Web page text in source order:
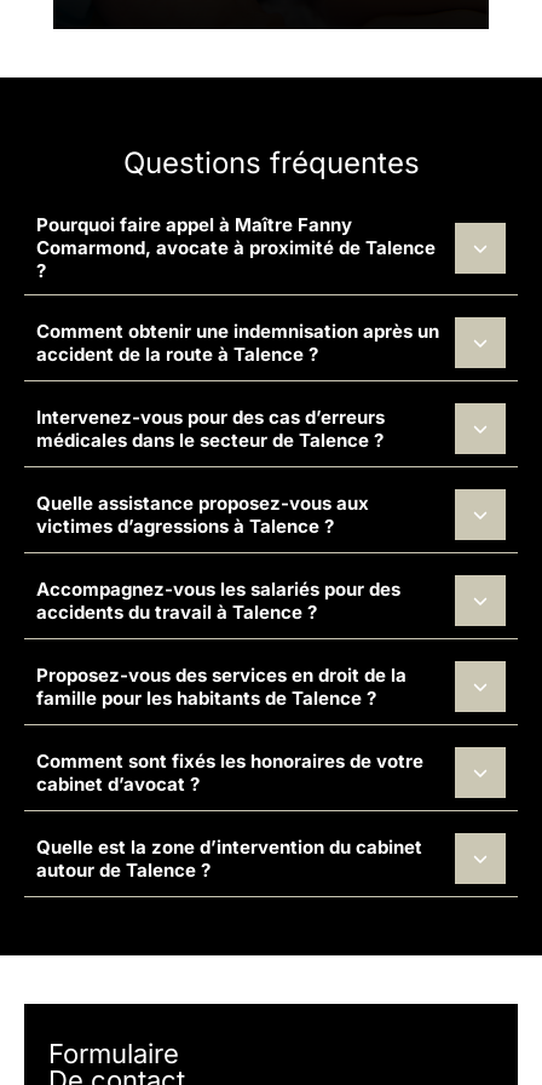
Questions fréquentes
Pourquoi faire appel à Maître Fanny
Comarmond, avocate à proximité de Talence
?
Comment obtenir une indemnisation après un
accident de la route à Talence ?
Intervenez-vous pour des cas d’erreurs
médicales dans le secteur de Talence ?
Quelle assistance proposez-vous aux
victimes d’agressions à Talence ?
Accompagnez-vous les salariés pour des
accidents du travail à Talence ?
Proposez-vous des services en droit de la
famille pour les habitants de Talence ?
Comment sont fixés les honoraires de votre
cabinet d’avocat ?
Quelle est la zone d’intervention du cabinet
autour de Talence ?
Formulaire